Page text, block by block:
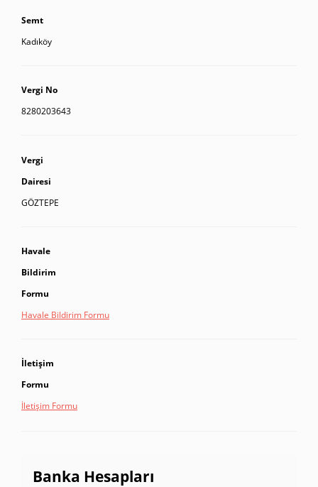
Semt
Kadıköy
Vergi No
8280203643
Vergi
Dairesi
GÖZTEPE
Havale
Bildirim
Formu
Havale Bildirim Formu
İletişim
Formu
İletişim Formu
Banka Hesapları